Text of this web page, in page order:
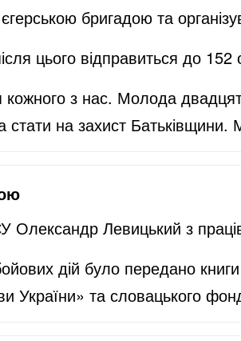
бригадою та
цього відправиться до
з нас. Молода
на захист
Левицький з
дій було передано
України» та словацького